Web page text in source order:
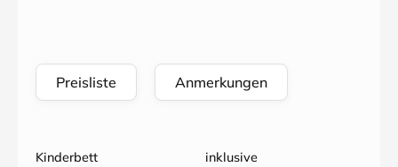
Preisliste Anmerkungen
Kinderbett
inklusive